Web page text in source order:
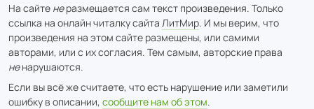
На сайте неразмещается сам текст произведения. Только
ссылка на онлайн читалку сайта ЛитМир. И мы верим, что
произведения на этом сайте размещены, или самими
авторами, или с их согласия. Тем самым, авторские права
ненарушаются.
Если вы всё же считаете, что есть нарушение или заметили
ошибку в описании, сообщите нам об этом.